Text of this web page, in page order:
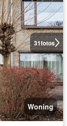
31fotos
Woning